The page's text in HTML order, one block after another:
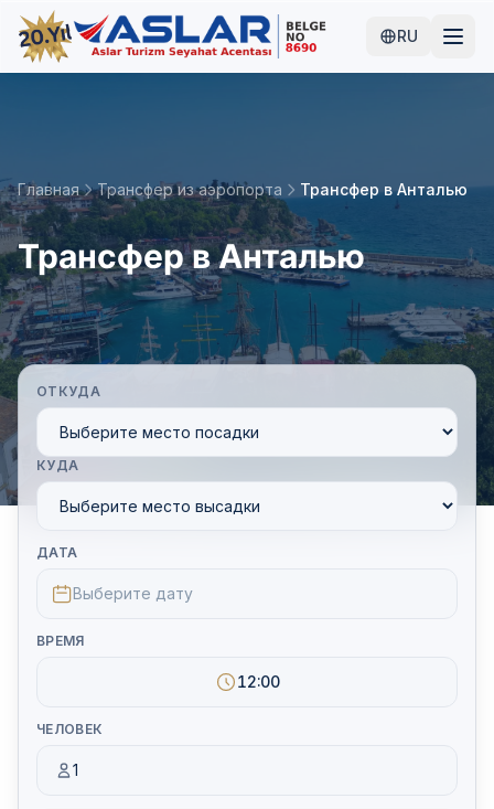
RU
Главная Трансфер из аэропорта Трансфер в Анталью
Трансфер в Анталью
ОТКУДА
КУДА
ДАТА
Выберите дату
ВРЕМЯ
12:00
ЧЕЛОВЕК
1